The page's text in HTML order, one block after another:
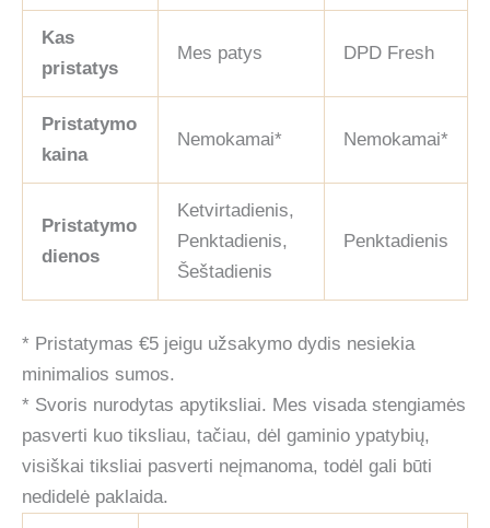
Kas
pristatys
Mes patys DPD Fresh
Pristatymo
kaina
Nemokamai* Nemokamai*
Pristatymo
dienos
Ketvirtadienis,
Penktadienis,
Šeštadienis
Penktadienis
* Pristatymas €5 jeigu užsakymo dydis nesiekia
minimalios sumos.
* Svoris nurodytas apytiksliai. Mes visada stengiamės
pasverti kuo tiksliau, tačiau, dėl gaminio ypatybių,
visiškai tiksliai pasverti neįmanoma, todėl gali būti
nedidelė paklaida.